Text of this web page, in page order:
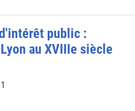
public :
au XVIIIe siècle